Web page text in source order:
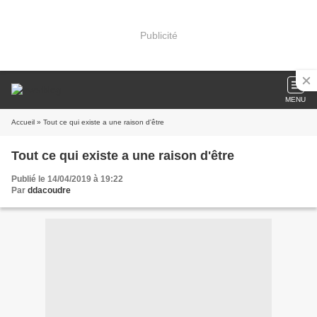
Publicité
MENU
Accueil » Tout ce qui existe a une raison d'être
Tout ce qui existe a une raison d'être
Publié le 14/04/2019 à 19:22
Par ddacoudre